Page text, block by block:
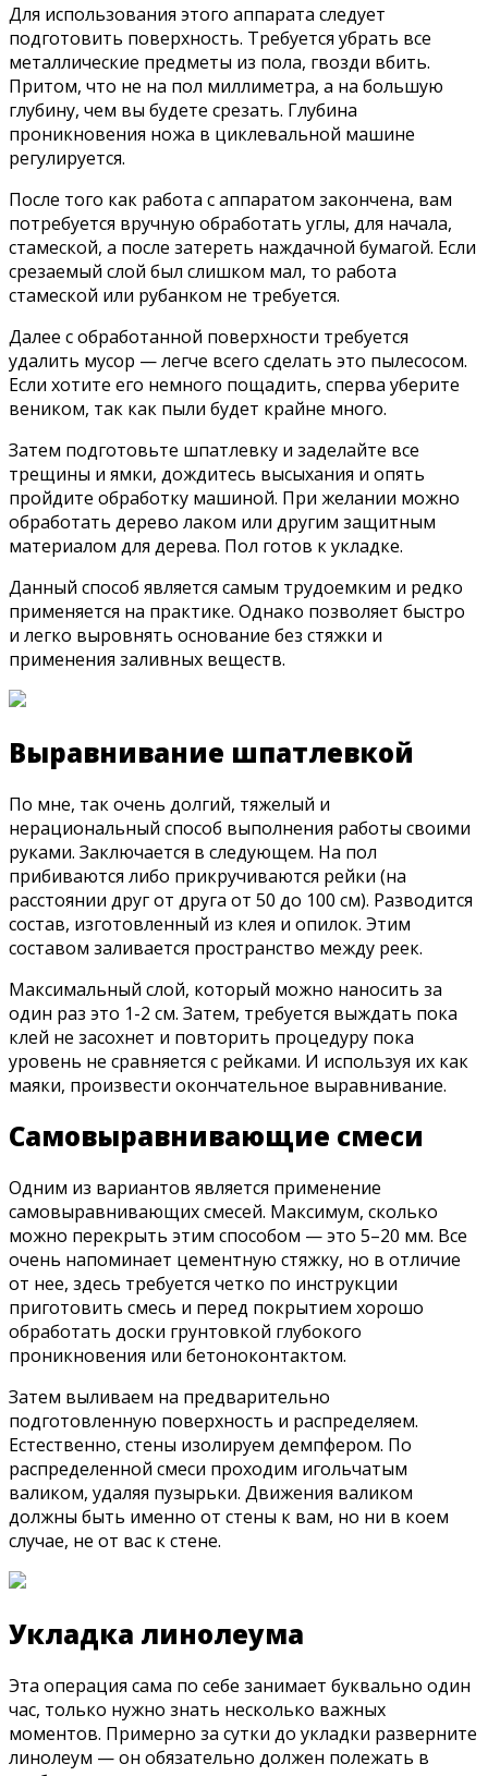
Для использования этого аппарата следует
подготовить поверхность. Требуется убрать все
металлические предметы из пола, гвозди вбить.
Притом, что не на пол миллиметра, а на большую
глубину, чем вы будете срезать. Глубина
проникновения ножа в циклевальной машине
регулируется.
После того как работа с аппаратом закончена, вам
потребуется вручную обработать углы, для начала,
стамеской, а после затереть наждачной бумагой. Если
срезаемый слой был слишком мал, то работа
стамеской или рубанком не требуется.
Далее с обработанной поверхности требуется
удалить мусор — легче всего сделать это пылесосом.
Если хотите его немного пощадить, сперва уберите
веником, так как пыли будет крайне много.
Затем подготовьте шпатлевку и заделайте все
трещины и ямки, дождитесь высыхания и опять
пройдите обработку машиной. При желании можно
обработать дерево лаком или другим защитным
материалом для дерева. Пол готов к укладке.
Данный способ является самым трудоемким и редко
применяется на практике. Однако позволяет быстро
и легко выровнять основание без стяжки и
применения заливных веществ.
Выравнивание шпатлевкой
По мне, так очень долгий, тяжелый и
нерациональный способ выполнения работы своими
руками. Заключается в следующем. На пол
прибиваются либо прикручиваются рейки (на
расстоянии друг от друга от 50 до 100 см). Разводится
состав, изготовленный из клея и опилок. Этим
составом заливается пространство между реек.
Максимальный слой, который можно наносить за
один раз это 1-2 см. Затем, требуется выждать пока
клей не засохнет и повторить процедуру пока
уровень не сравняется с рейками. И используя их как
маяки, произвести окончательное выравнивание.
Самовыравнивающие смеси
Одним из вариантов является применение
самовыравнивающих смесей. Максимум, сколько
можно перекрыть этим способом — это 5–20 мм. Все
очень напоминает цементную стяжку, но в отличие
от нее, здесь требуется четко по инструкции
приготовить смесь и перед покрытием хорошо
обработать доски грунтовкой глубокого
проникновения или бетоноконтактом.
Затем выливаем на предварительно
подготовленную поверхность и распределяем.
Естественно, стены изолируем демпфером. По
распределенной смеси проходим игольчатым
валиком, удаляя пузырьки. Движения валиком
должны быть именно от стены к вам, но ни в коем
случае, не от вас к стене.
Укладка линолеума
Эта операция сама по себе занимает буквально один
час, только нужно знать несколько важных
моментов. Примерно за сутки до укладки разверните
линолеум — он обязательно должен полежать в